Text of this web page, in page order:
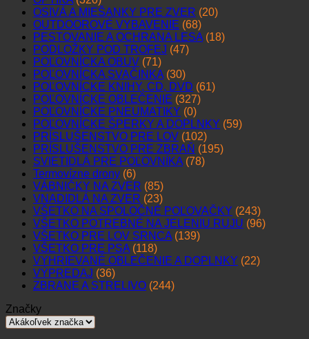
OSIVÁ A MIEŠANKY PRE ZVER (20)
OUTDOOROVÉ VYBAVENIE (68)
PESTOVANIE A OCHRANA LESA (18)
PODLOŽKY POD TROFEJ (47)
POĽOVNÍCKA OBUV (71)
POĽOVNÍCKA SVAČINKA (30)
POĽOVNÍCKE KNIHY, CD, DVD (61)
POĽOVNÍCKE OBLEČENIE (327)
POĽOVNÍCKE PNEUMATIKY (0)
POĽOVNÍCKE ŠPERKY A DOPLNKY (59)
PRÍSLUŠENSTVO PRE LOV (102)
PRÍSLUŠENSTVO PRE ZBRAŇ (195)
SVIETIDLÁ PRE POĽOVNÍKA (78)
Termovízne drony (6)
VÁBNIČKY NA ZVER (85)
VNADIDLÁ NA ZVER (23)
VŠETKO NA SPOLOČNÉ POĽOVAČKY (243)
VŠETKO POTREBNÉ NA JELENIU RUJU (96)
VŠETKO PRE LOV SRNCA (139)
VŠETKO PRE PSA (118)
VYHRIEVANÉ OBLEČENIE A DOPLNKY (22)
VÝPREDAJ (36)
ZBRANE A STRELIVO (244)
Značky